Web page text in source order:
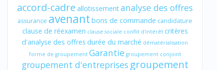
accord-cadre allotissementanalyse des offres
assurance avenant bons de commande candidature
clause de réexamen clause sociale conflit d'intérêt critères
d'analyse des offres durée du marché dématérialisation
forme de groupement Garantie groupement conjoint
groupement d'entreprises groupement